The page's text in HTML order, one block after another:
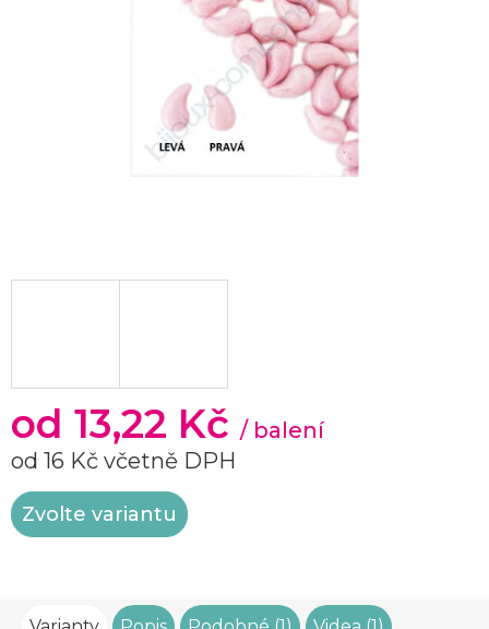
od 13,22 Kč / balení
od 16 Kč včetně DPH
Měrná
cena:
Zvolte variantu